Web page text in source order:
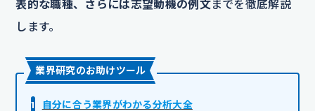
表的な職種、さらには志望動機の例文までを徹底解説
します。
業界研究のお助けツール
1
自分に合う業界がわかる分析大全